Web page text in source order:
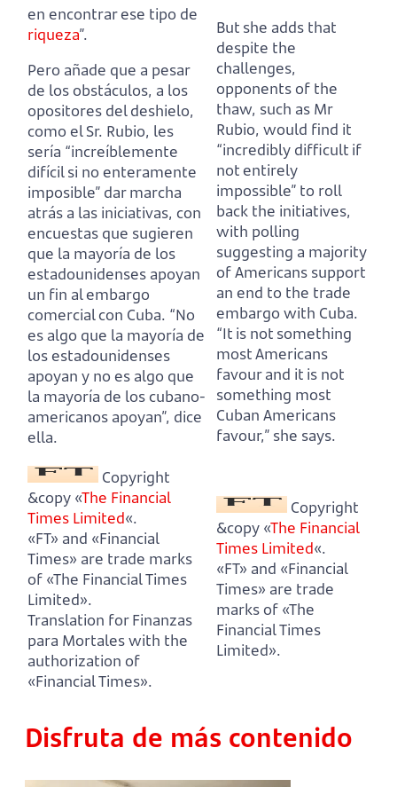
en encontrar ese tipo de
riqueza”.
Pero añade que a pesar
de los obstáculos, a los
opositores del deshielo,
como el Sr. Rubio, les
sería “increíblemente
difícil si no enteramente
imposible” dar marcha
atrás a las iniciativas, con
encuestas que sugieren
que la mayoría de los
estadounidenses apoyan
un fin al embargo
comercial con Cuba. “No
es algo que la mayoría de
los estadounidenses
apoyan y no es algo que
la mayoría de los cubano-
americanos apoyan”, dice
ella.
But she adds that
despite the
challenges,
opponents of the
thaw, such as Mr
Rubio, would find it
“incredibly difficult if
not entirely
impossible” to roll
back the initiatives,
with polling
suggesting a majority
of Americans support
an end to the trade
embargo with Cuba.
“It is not something
most Americans
favour and it is not
something most
Cuban Americans
favour,” she says.
Copyright
&copy «The Financial
Times Limited«.
«FT» and «Financial
Times» are trade marks
of «The Financial Times
Limited».
Translation for Finanzas
para Mortales with the
authorization of
«Financial Times».
Copyright
&copy «The Financial
Times Limited«.
«FT» and «Financial
Times» are trade
marks of «The
Financial Times
Limited».
Disfruta de más contenido